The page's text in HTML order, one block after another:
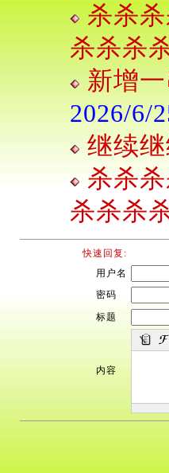
杀杀
杀杀杀
新增
2026/6/
继续
杀杀
杀杀杀
快速回复:
用户名
密码
标题
内容